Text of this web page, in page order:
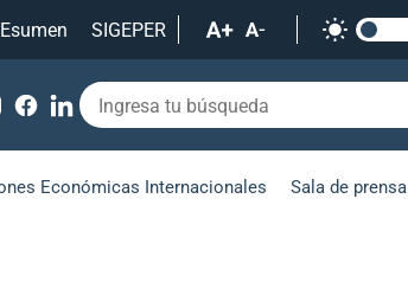
SIGEPER
Económicas Internacionales Sala de prensa